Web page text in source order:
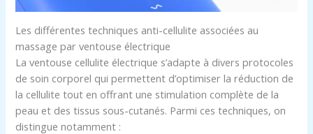
Les différentes techniques anti-cellulite associées au
massage par ventouse électrique
La ventouse cellulite électrique s’adapte à divers protocoles
de soin corporel qui permettent d’optimiser la réduction de
la cellulite tout en offrant une stimulation complète de la
peau et des tissus sous-cutanés. Parmi ces techniques, on
distingue notamment :